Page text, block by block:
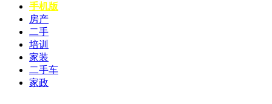
手机版
房产
二手
培训
家装
二手车
家政